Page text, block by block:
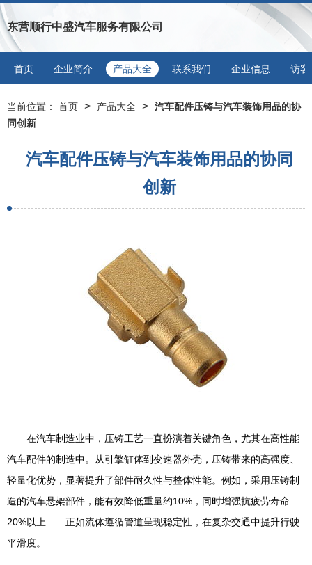
东营顺行中盛汽车服务有限公司
首页 企业简介 产品大全 联系我们 企业信息 访客
当前位置： 首页 > 产品大全 > 汽车配件压铸与汽车装饰用品的协
同创新
汽车配件压铸与汽车装饰用品的协同
创新
在汽车制造业中，压铸工艺一直扮演着关键角色，尤其在高性能
汽车配件的制造中。从引擎缸体到变速器外壳，压铸带来的高强度、
轻量化优势，显著提升了部件耐久性与整体性能。例如，采用压铸制
造的汽车悬架部件，能有效降低重量约10%，同时增强抗疲劳寿命
20%以上——正如流体遵循管道呈现稳定性，在复杂交通中提升行驶
平滑度。